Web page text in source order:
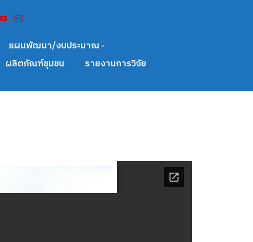
แผนพัฒนา/งบประมาณ
ผลิตภัณฑ์ชุมชน
รายงานการวิจัย